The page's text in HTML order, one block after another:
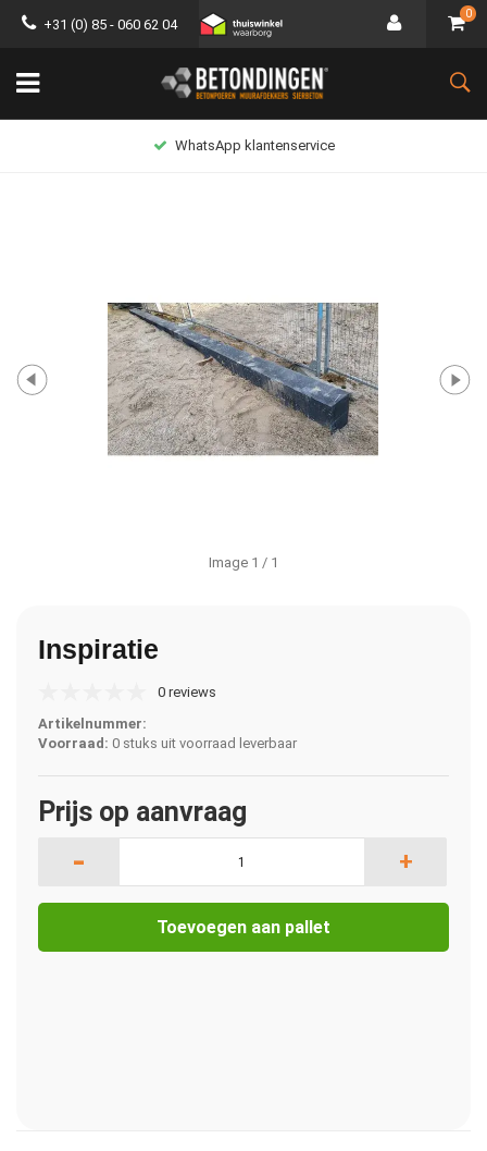
+31 (0) 85 - 060 62 04
0
WhatsApp klantenservice
Image 1 / 1
Inspiratie
0 reviews
Artikelnummer:
Voorraad: 0 stuks uit voorraad leverbaar
Prijs op aanvraag
- +
Toevoegen aan pallet